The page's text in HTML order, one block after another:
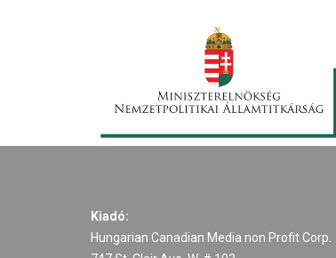
Kiadó:
Hungarian Canadian Media non Profit Corp.